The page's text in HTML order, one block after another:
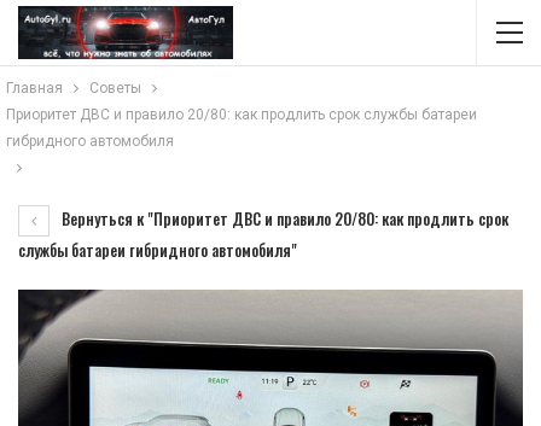
Главная
Советы
Приоритет ДВС и правило 20/80: как продлить срок службы батареи
гибридного автомобиля
Вернуться к "Приоритет ДВС и правило 20/80: как продлить срок
службы батареи гибридного автомобиля"